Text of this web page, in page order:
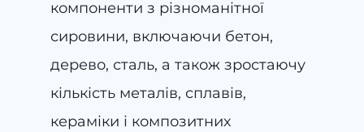
компоненти з різноманітної
сировини, включаючи бетон,
дерево, сталь, а також зростаючу
кількість металів, сплавів,
кераміки і композитних